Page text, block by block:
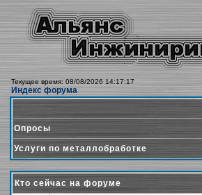
Текущее время: 08/08/2026 14:17:17
Индекс форума
Опросы
Услуги по металлобработке
Кто сейчас на форуме